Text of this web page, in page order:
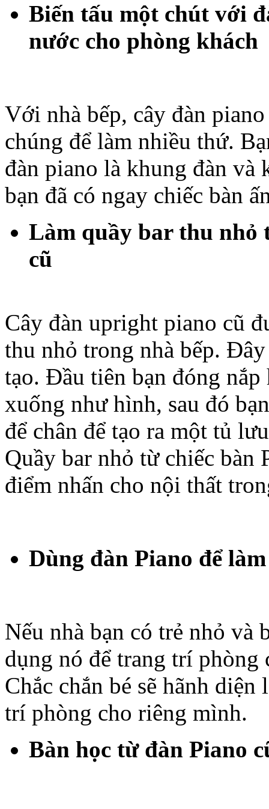
Biến tấu một chút với
nước cho phòng khách
Với nhà bếp, cây đàn
chúng để làm nhiều thứ.
đàn piano là khung đàn và
bạn đã có ngay chiếc bàn
Làm quầy bar thu nhỏ
cũ
Cây đàn upright piano cũ
thu nhỏ trong nhà bếp.
tạo. Đầu tiên bạn đóng
xuống như hình, sau đó
để chân để tạo ra một tủ
Quầy bar nhỏ từ chiếc bàn
điểm nhấn cho nội thất
Dùng đàn Piano để
Nếu nhà bạn có trẻ nhỏ và
dụng nó để trang trí phòng
Chắc chắn bé sẽ hãnh
trí phòng cho riêng mình.
Bàn học từ đàn Piano